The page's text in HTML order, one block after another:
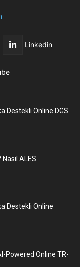
Linkedin
Destekli Online DGS
Nasıl ALES
Destekli Online
Powered Online TR-